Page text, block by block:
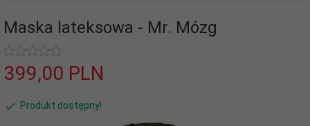
Maska lateksowa - Mr. Mózg
399,00 PLN
Produkt dostępny!